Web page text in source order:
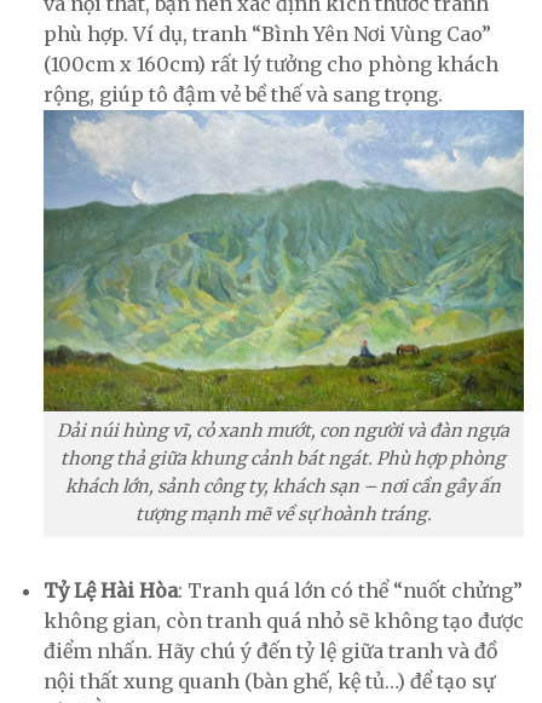
phù hợp. Ví dụ, tranh “Bình Yên Nơi Vùng Cao”
(100cm x 160cm) rất lý tưởng cho phòng khách
rộng, giúp tô đậm vẻ bề thế và sang trọng.
Dải núi hùng vĩ, cỏ xanh mướt, con người và đàn ngựa
thong thả giữa khung cảnh bát ngát. Phù hợp phòng
khách lớn, sảnh công ty, khách sạn – nơi cần gây ấn
tượng mạnh mẽ về sự hoành tráng.
Tỷ Lệ Hài Hòa: Tranh quá lớn có thể “nuốt chửng”
không gian, còn tranh quá nhỏ sẽ không tạo được
điểm nhấn. Hãy chú ý đến tỷ lệ giữa tranh và đồ
nội thất xung quanh (bàn ghế, kệ tủ…) để tạo sự